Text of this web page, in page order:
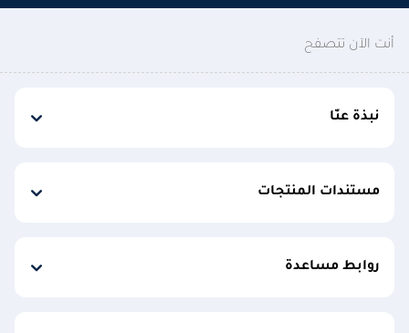
أنت الآن تتصفح
نبذة عنّا
مستندات المنتجات
روابط مساعدة